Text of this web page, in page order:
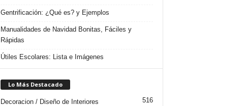
Gentrificación: ¿Qué es? y Ejemplos
Manualidades de Navidad Bonitas, Fáciles y
Rápidas
Útiles Escolares: Lista e Imágenes
Lo Más Destacado
Decoracion / Diseño de Interiores 516